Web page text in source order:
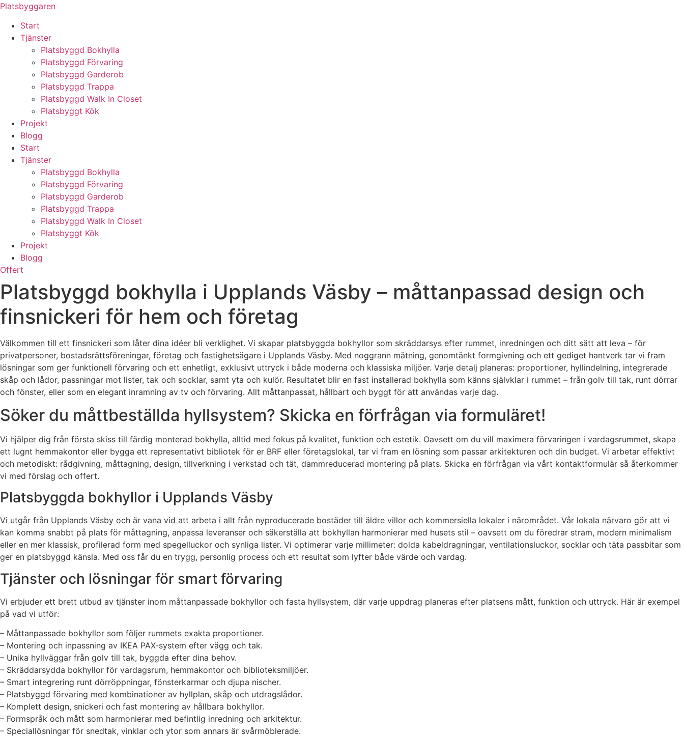
Skip
content
Platsbyggaren
Start
Tjänster
Platsbyggd Bokhylla
Platsbyggd Förvaring
Platsbyggd Garderob
Platsbyggd Trappa
Platsbyggd Walk In Closet
Platsbyggt Kök
Projekt
Blogg
Start
Tjänster
Platsbyggd Bokhylla
Platsbyggd Förvaring
Platsbyggd Garderob
Platsbyggd Trappa
Platsbyggd Walk In Closet
Platsbyggt Kök
Projekt
Blogg
Offert
Platsbyggd bokhylla i Upplands Väsby – måttanpassad design och
finsnickeri för hem och företag
Välkommen till ett finsnickeri som låter dina idéer bli verklighet. Vi skapar platsbyggda bokhyllor som skräddarsys efter rummet, inredningen och ditt sätt att leva – för
privatpersoner, bostadsrättsföreningar, företag och fastighetsägare i Upplands Väsby. Med noggrann mätning, genomtänkt formgivning och ett gediget hantverk tar vi fram
lösningar som ger funktionell förvaring och ett enhetligt, exklusivt uttryck i både moderna och klassiska miljöer. Varje detalj planeras: proportioner, hyllindelning, integrerade
skåp och lådor, passningar mot lister, tak och socklar, samt yta och kulör. Resultatet blir en fast installerad bokhylla som känns självklar i rummet – från golv till tak, runt dörrar
och fönster, eller som en elegant inramning av tv och förvaring. Allt måttanpassat, hållbart och byggt för att användas varje dag.
Söker du måttbeställda hyllsystem? Skicka en förfrågan via formuläret!
Vi hjälper dig från första skiss till färdig monterad bokhylla, alltid med fokus på kvalitet, funktion och estetik. Oavsett om du vill maximera förvaringen i vardagsrummet, skapa
ett lugnt hemmakontor eller bygga ett representativt bibliotek för er BRF eller företagslokal, tar vi fram en lösning som passar arkitekturen och din budget. Vi arbetar effektivt
och metodiskt: rådgivning, måttagning, design, tillverkning i verkstad och tät, dammreducerad montering på plats. Skicka en förfrågan via vårt kontaktformulär så återkommer
vi med förslag och offert.
Platsbyggda bokhyllor i Upplands Väsby
Vi utgår från Upplands Väsby och är vana vid att arbeta i allt från nyproducerade bostäder till äldre villor och kommersiella lokaler i närområdet. Vår lokala närvaro gör att vi
kan komma snabbt på plats för måttagning, anpassa leveranser och säkerställa att bokhyllan harmonierar med husets stil – oavsett om du föredrar stram, modern minimalism
eller en mer klassisk, profilerad form med spegelluckor och synliga lister. Vi optimerar varje millimeter: dolda kabeldragningar, ventilationsluckor, socklar och täta passbitar som
ger en platsbyggd känsla. Med oss får du en trygg, personlig process och ett resultat som lyfter både värde och vardag.
Tjänster och lösningar för smart förvaring
Vi erbjuder ett brett utbud av tjänster inom måttanpassade bokhyllor och fasta hyllsystem, där varje uppdrag planeras efter platsens mått, funktion och uttryck. Här är exempel
på vad vi utför:
– Måttanpassade bokhyllor som följer rummets exakta proportioner.
– Montering och inpassning av IKEA PAX-system efter vägg och tak.
– Unika hyllväggar från golv till tak, byggda efter dina behov.
– Skräddarsydda bokhyllor för vardagsrum, hemmakontor och biblioteksmiljöer.
– Smart integrering runt dörröppningar, fönsterkarmar och djupa nischer.
– Platsbyggd förvaring med kombinationer av hyllplan, skåp och utdragslådor.
– Komplett design, snickeri och fast montering av hållbara bokhyllor.
– Formspråk och mått som harmonierar med befintlig inredning och arkitektur.
– Speciallösningar för snedtak, vinklar och ytor som annars är svårmöblerade.